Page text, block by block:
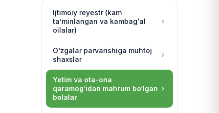
Ijtimoiy reyestr (kam
ta’minlangan va kambag‘al
oilalar)
O‘zgalar parvarishiga muhtoj
shaxslar
Yetim va ota-ona
qaramog‘idan mahrum bo‘lgan
bolalar